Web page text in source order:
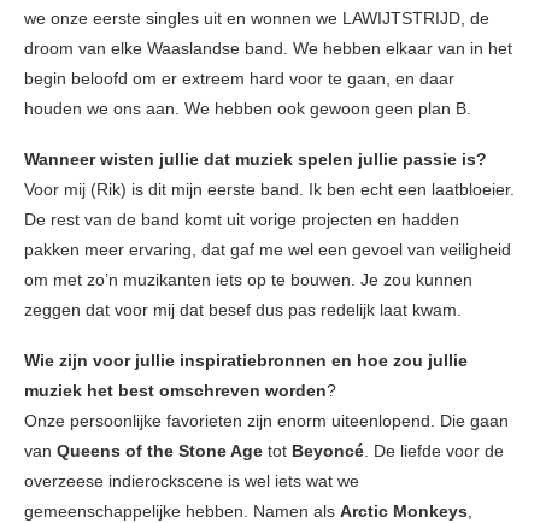
we onze eerste singles uit en wonnen we LAWIJTSTRIJD, de
droom van elke Waaslandse band. We hebben elkaar van in het
begin beloofd om er extreem hard voor te gaan, en daar
houden we ons aan. We hebben ook gewoon geen plan B.
Wanneer wisten jullie dat muziek spelen jullie passie is?
Voor mij (Rik) is dit mijn eerste band. Ik ben echt een laatbloeier.
De rest van de band komt uit vorige projecten en hadden
pakken meer ervaring, dat gaf me wel een gevoel van veiligheid
om met zo’n muzikanten iets op te bouwen. Je zou kunnen
zeggen dat voor mij dat besef dus pas redelijk laat kwam.
Wie zijn voor jullie inspiratiebronnen en hoe zou jullie
muziek het best omschreven worden?
Onze persoonlijke favorieten zijn enorm uiteenlopend. Die gaan
van Queens of the Stone Age tot Beyoncé. De liefde voor de
overzeese indierockscene is wel iets wat we
gemeenschappelijke hebben. Namen als Arctic Monkeys,